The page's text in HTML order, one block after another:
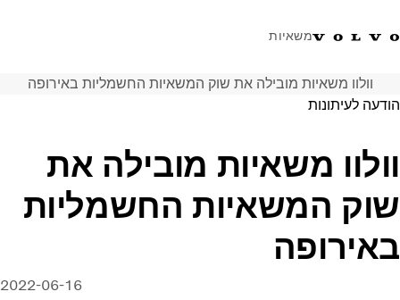
משאיות
טלפון: 077-9978867 ווטסאפ התחבר לאזור אישי ישראל
פתרונות הובלה
משאיות
שירות
מרכזי שירות
חדשות
אודות
וולוו משאיות מובילה את שוק המשאיות החשמליות באירופה
הודעה לעיתונות
וולוו משאיות מובילה את
שוק המשאיות החשמליות
באירופה
2022-06-16